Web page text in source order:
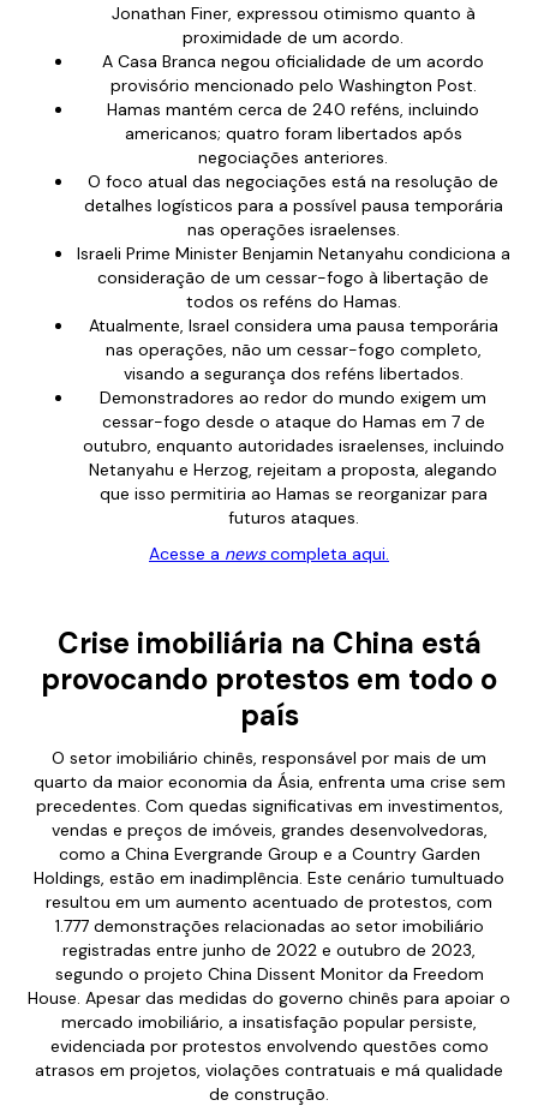
Jonathan Finer, expressou otimismo quanto à
proximidade de um acordo.
A Casa Branca negou oficialidade de um acordo
provisório mencionado pelo Washington Post.
Hamas mantém cerca de 240 reféns, incluindo
americanos; quatro foram libertados após
negociações anteriores.
O foco atual das negociações está na resolução de
detalhes logísticos para a possível pausa temporária
nas operações israelenses.
Israeli Prime Minister Benjamin Netanyahu condiciona a
consideração de um cessar-fogo à libertação de
todos os reféns do Hamas.
Atualmente, Israel considera uma pausa temporária
nas operações, não um cessar-fogo completo,
visando a segurança dos reféns libertados.
Demonstradores ao redor do mundo exigem um
cessar-fogo desde o ataque do Hamas em 7 de
outubro, enquanto autoridades israelenses, incluindo
Netanyahu e Herzog, rejeitam a proposta, alegando
que isso permitiria ao Hamas se reorganizar para
futuros ataques.
Acesse a newscompleta aqui.
Crise imobiliária na China está
provocando protestos em todo o
país
O setor imobiliário chinês, responsável por mais de um
quarto da maior economia da Ásia, enfrenta uma crise sem
precedentes. Com quedas significativas em investimentos,
vendas e preços de imóveis, grandes desenvolvedoras,
como a China Evergrande Group e a Country Garden
Holdings, estão em inadimplência. Este cenário tumultuado
resultou em um aumento acentuado de protestos, com
1.777 demonstrações relacionadas ao setor imobiliário
registradas entre junho de 2022 e outubro de 2023,
segundo o projeto China Dissent Monitor da Freedom
House. Apesar das medidas do governo chinês para apoiar o
mercado imobiliário, a insatisfação popular persiste,
evidenciada por protestos envolvendo questões como
atrasos em projetos, violações contratuais e má qualidade
de construção.